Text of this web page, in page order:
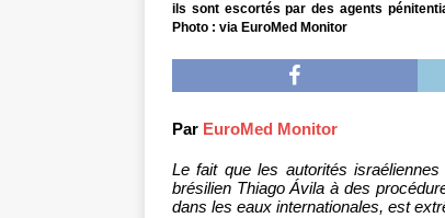
ils sont escortés par des agents
Photo : via EuroMed Monitor
Par EuroMed Monitor
Le fait que les autorités
brésilien Thiago Ávila à des
dans les eaux internationales, est